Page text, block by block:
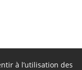
à l’utilisation des